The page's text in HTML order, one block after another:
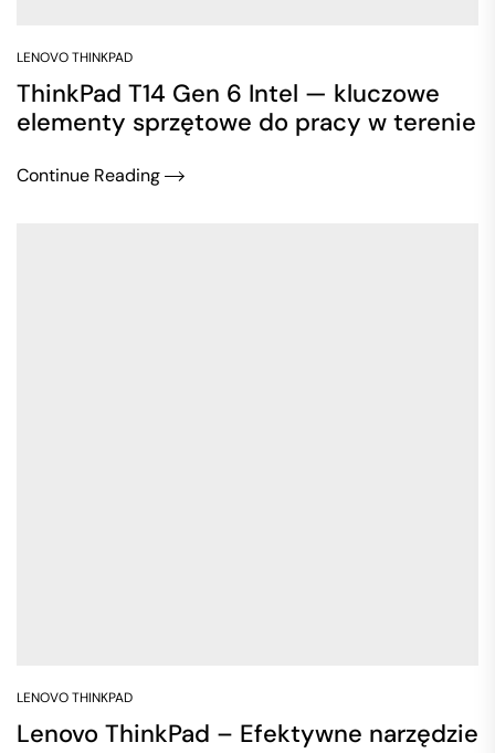
LENOVO THINKPAD
ThinkPad T14 Gen 6 Intel — kluczowe
elementy sprzętowe do pracy w terenie
Continue Reading
LENOVO THINKPAD
Lenovo ThinkPad – Efektywne narzędzie